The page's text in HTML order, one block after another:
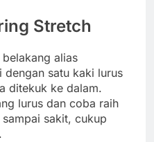
Stretch
alias
dengan satu kaki lurus
ditekuk ke dalam.
lurus dan coba raih
sakit, cukup